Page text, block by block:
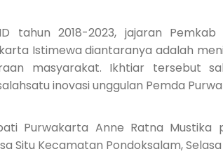
tahun 2018-2023, jajaran
Istimewa diantaranya adalah
masyarakat. Ikhtiar tersebut
inovasi unggulan Pemda
Purwakarta Anne Ratna Mustika
Situ Kecamatan Pondoksalam,